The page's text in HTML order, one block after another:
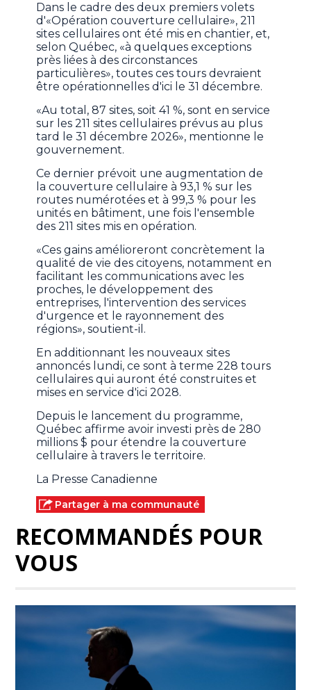
Dans le cadre des deux premiers volets
d'«Opération couverture cellulaire», 211
sites cellulaires ont été mis en chantier, et,
selon Québec, «à quelques exceptions
près liées à des circonstances
particulières», toutes ces tours devraient
être opérationnelles d'ici le 31 décembre.
«Au total, 87 sites, soit 41 %, sont en service
sur les 211 sites cellulaires prévus au plus
tard le 31 décembre 2026», mentionne le
gouvernement.
Ce dernier prévoit une augmentation de
la couverture cellulaire à 93,1 % sur les
routes numérotées et à 99,3 % pour les
unités en bâtiment, une fois l'ensemble
des 211 sites mis en opération.
«Ces gains amélioreront concrètement la
qualité de vie des citoyens, notamment en
facilitant les communications avec les
proches, le développement des
entreprises, l'intervention des services
d'urgence et le rayonnement des
régions», soutient-il.
En additionnant les nouveaux sites
annoncés lundi, ce sont à terme 228 tours
cellulaires qui auront été construites et
mises en service d'ici 2028.
Depuis le lancement du programme,
Québec affirme avoir investi près de 280
millions $ pour étendre la couverture
cellulaire à travers le territoire.
La Presse Canadienne
Partager à ma communauté
RECOMMANDÉS POUR
VOUS